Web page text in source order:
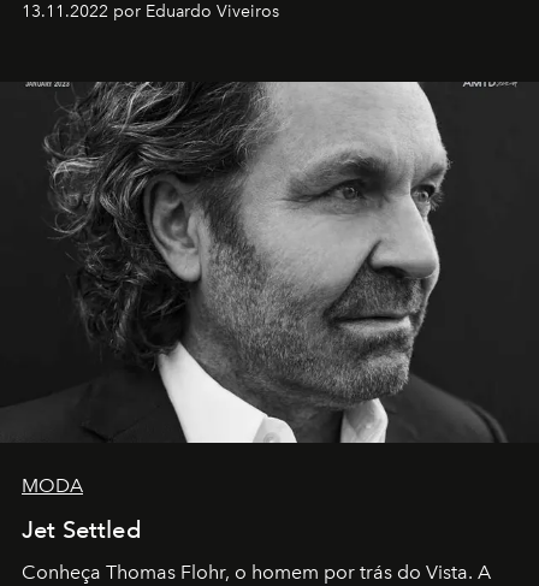
13.11.2022 por Eduardo Viveiros
MODA
Jet Settled
Conheça Thomas Flohr, o homem por trás do Vista. A